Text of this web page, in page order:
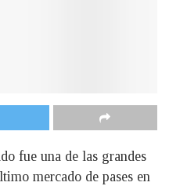
fue una de las grandes
mercado de pases en